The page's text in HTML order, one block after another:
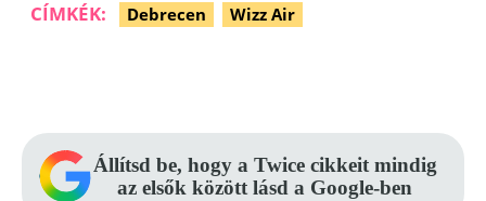
CÍMKÉK: Debrecen Wizz Air
Állítsd be, hogy a Twice cikkeit mindig
az elsők között lásd a Google-ben